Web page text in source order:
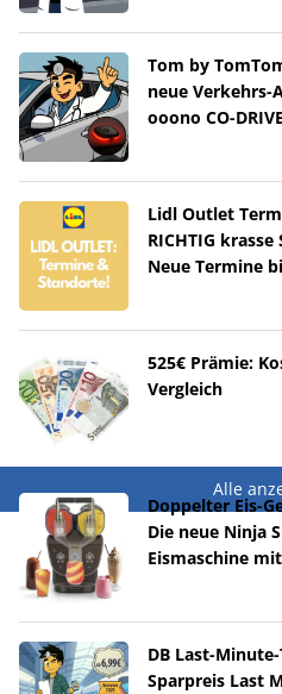
Tom by
neue Verkehrs-
ooono CO-
Lidl Outlet
RICHTIG
Neue Termine
525€ Prämie:
Vergleich
Alle
Doppelter Eis-
Die neue Ninja
Eismaschine
DB Last-
Sparpreis Last